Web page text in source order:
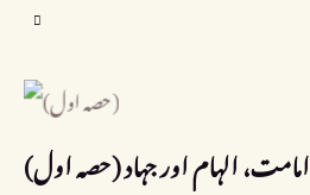
(حصہ اول) امامت، الہام اور جہاد